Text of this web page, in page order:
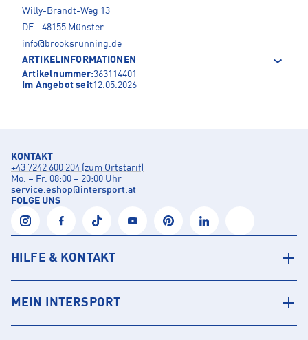
Willy-Brandt-Weg 13
DE - 48155 Münster
info@brooksrunning.de
ARTIKELINFORMATIONEN
Artikelnummer:363114401
Im Angebot seit12.05.2026
KONTAKT
+43 7242 600 204 (zum Ortstarif)
Mo. – Fr. 08:00 – 20:00 Uhr
service.eshop@intersport.at
FOLGE UNS
HILFE & KONTAKT
MEIN INTERSPORT